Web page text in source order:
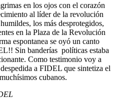
en los ojos con el corazón
al líder de la revolución
los más desprotegidos,
en la Plaza de la Revolución
espontanea se oyó un canto
Sin banderías políticas estaba
Como testimonio voy a
a FIDEL que sintetiza el
cubanos.